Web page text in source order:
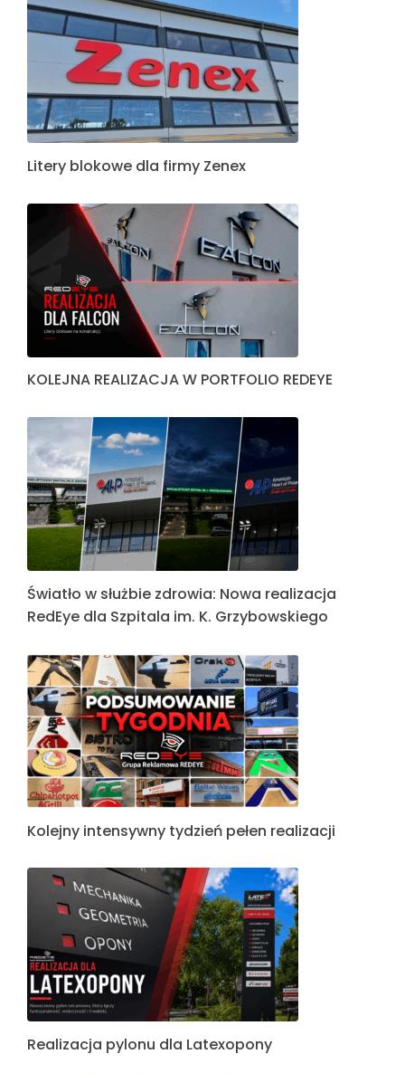
Litery blokowe dla firmy Zenex
KOLEJNA REALIZACJA W PORTFOLIO REDEYE
Światło w służbie zdrowia: Nowa realizacja
RedEye dla Szpitala im. K. Grzybowskiego
Kolejny intensywny tydzień pełen realizacji
Realizacja pylonu dla Latexopony